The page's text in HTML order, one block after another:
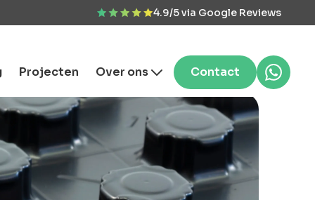
4.9/5 via Google Reviews
Projecten Over ons Contact
aanvragen
& vrijblijvend. Binnen
reactie